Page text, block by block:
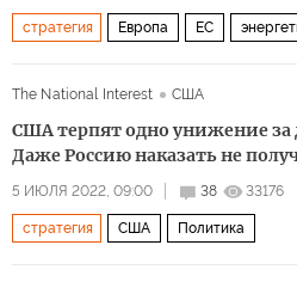
стратегия Европа ЕС
The National Interest
США
США терпят одно унижение за
Даже Россию наказать не
5 ИЮЛЯ 2022, 09:00 38 33176
стратегия США Политика